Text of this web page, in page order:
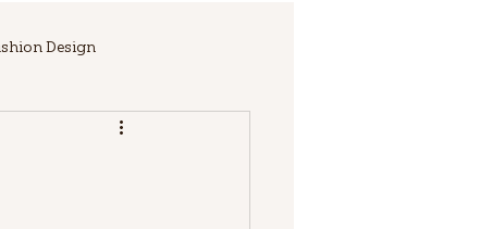
Design